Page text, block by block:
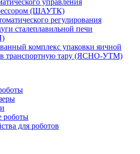
управления
(ШАУТК)
регулирования
сталеплавильной печи
комплекс упаковки яичной
транспортную тару (ЯСНО-УТМ)
роботы
для роботов